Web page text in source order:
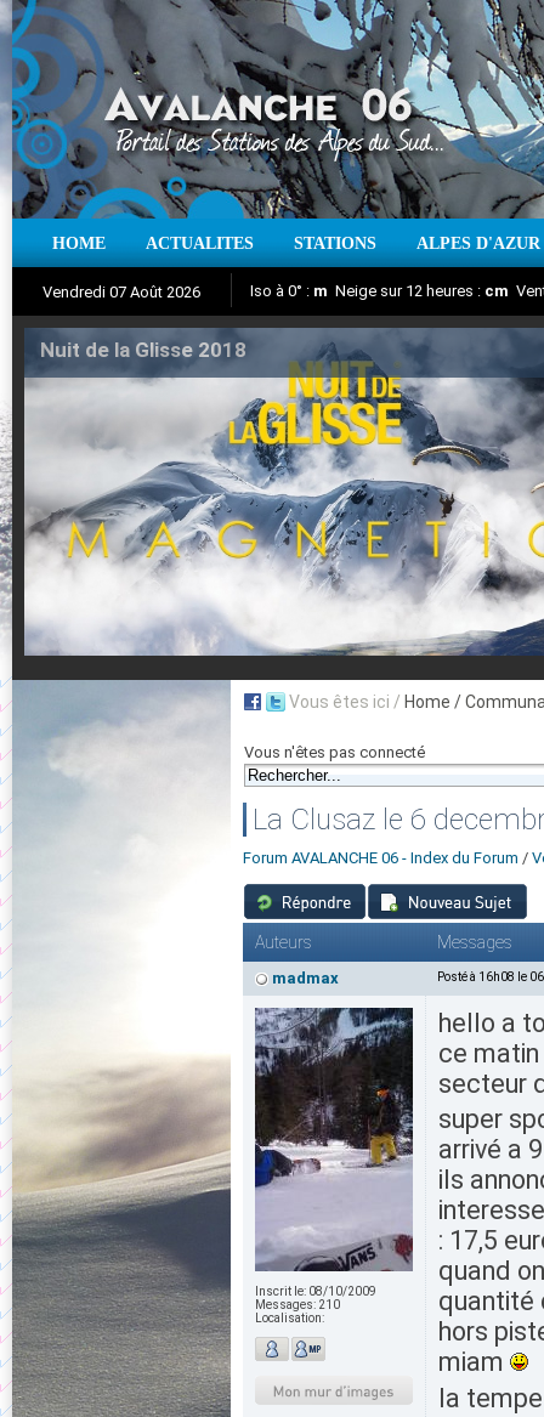
HOME ACTUALITES STATIONS ALPES D'AZUR
Vendredi 07 Août 2026
Aujourd'hui : T° Min : °C T° Max :°C
Iso à 0° : m Neige sur 12 heures : cm
Suivez en direct l'actualité des stations
Nuit de la Glisse 2018
Vous êtes ici / Home /
Vous n'êtes pas connecté
La Clusaz le 6
Forum AVALANCHE 06 - Index du Forum /
Auteurs Messages
madmax Posté à 16h08 le
Inscrit le: 08/10/2009
Messages: 210
Localisation:
hello a
ce
secteur
super
arrivé a
ils
: 17,5
quand
quantité
hors
miam
la